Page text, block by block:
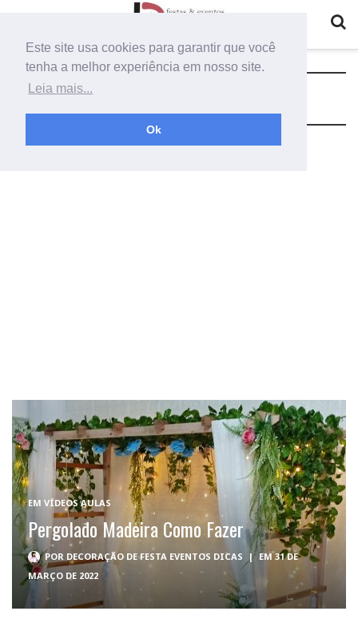
Este site usa cookies para garantir que você
tenha a melhor experiência em nosso site.
Leia mais...
Ok
Tag:pergolado cerimonial
EM VÍDEOS AULAS
Pergolado Madeira Como Fazer
POR DECORAÇÃO DE FESTA EVENTOS DICAS | EM 31 DE
MARÇO DE 2022